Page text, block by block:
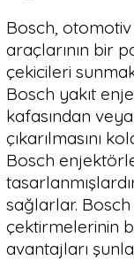
Bosch, otomotiv
araçlarının bir
çekicileri
Bosch yakıt
kafasından
çıkarılmasını
Bosch
sağlarlar.
çektirmelerinin
avantajları